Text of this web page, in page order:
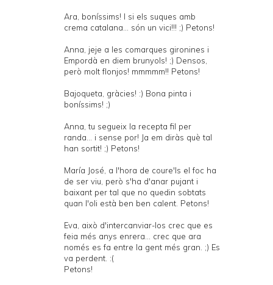
Ara, boníssims! I si els suques amb
crema catalana... són un vici!!! ;) Petons!
Anna, jeje a les comarques gironines i
Empordà en diem brunyols! ;) Densos,
però molt flonjos! mmmmm!! Petons!
Bajoqueta, gràcies! :) Bona pinta i
boníssims! ;)
Anna, tu segueix la recepta fil per
randa... i sense por! Ja em diràs què tal
han sortit! ;) Petons!
María José, a l'hora de coure'ls el foc ha
de ser viu, però s'ha d'anar pujant i
baixant per tal que no quedin sobtats
quan l'oli està ben ben calent. Petons!
Eva, això d'intercanviar-los crec que es
feia més anys enrera... crec que ara
només es fa entre la gent més gran. ;) Es
va perdent. :(
Petons!